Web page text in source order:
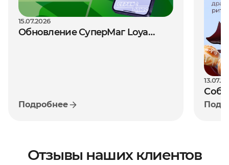
15.07.2026
Обновление СуперМаг Loya
Подробнее
Отзывы наших клиентов